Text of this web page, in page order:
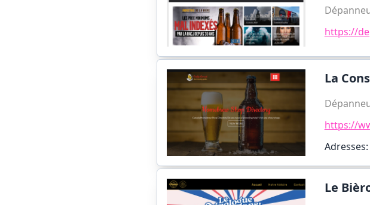
https://
La
https://
Le